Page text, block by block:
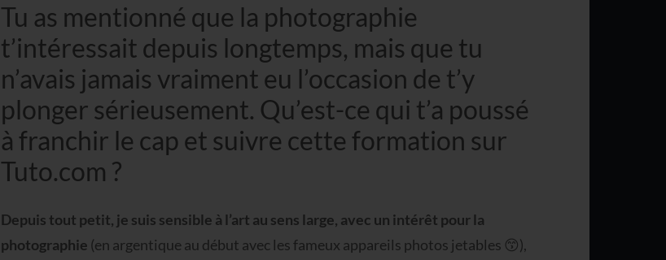
Tu as mentionné que la photographie
t’intéressait depuis longtemps, mais que tu
n’avais jamais vraiment eu l’occasion de t’y
plonger sérieusement. Qu’est-ce qui t’a poussé
à franchir le cap et suivre cette formation sur
Tuto.com ?
Depuis tout petit, je suis sensible à l’art au sens large, avec un intérêt pour la
photographie (en argentique au début avec les fameux appareils photos jetables 😙),